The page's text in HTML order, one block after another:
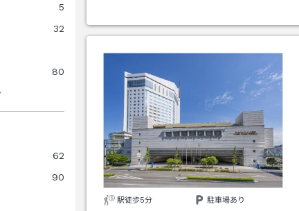
5
32
80
62
90
駅徒歩5分 駐車場あり